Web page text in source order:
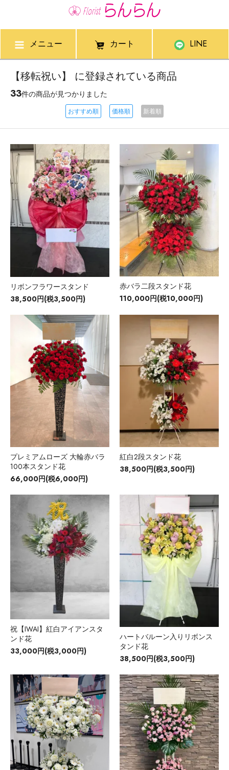
メニュー カート LINE
【移転祝い】 に登録されている商品
33件の商品が見つかりました
おすすめ順 価格順 新着順
リボンフラワースタンド
38,500円(税3,500円)
赤バラ二段スタンド花
110,000円(税10,000円)
プレミアムローズ 大輪赤バラ
100本スタンド花
66,000円(税6,000円)
紅白2段スタンド花
38,500円(税3,500円)
祝【IWAI】紅白アイアンスタ
ンド花
33,000円(税3,000円)
ハートバルーン入りリボンス
タンド花
38,500円(税3,500円)